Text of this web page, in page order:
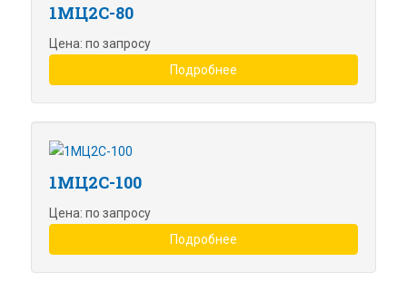
1МЦ2С-80
Цена: по запросу
Подробнее
1МЦ2С-100
Цена: по запросу
Подробнее